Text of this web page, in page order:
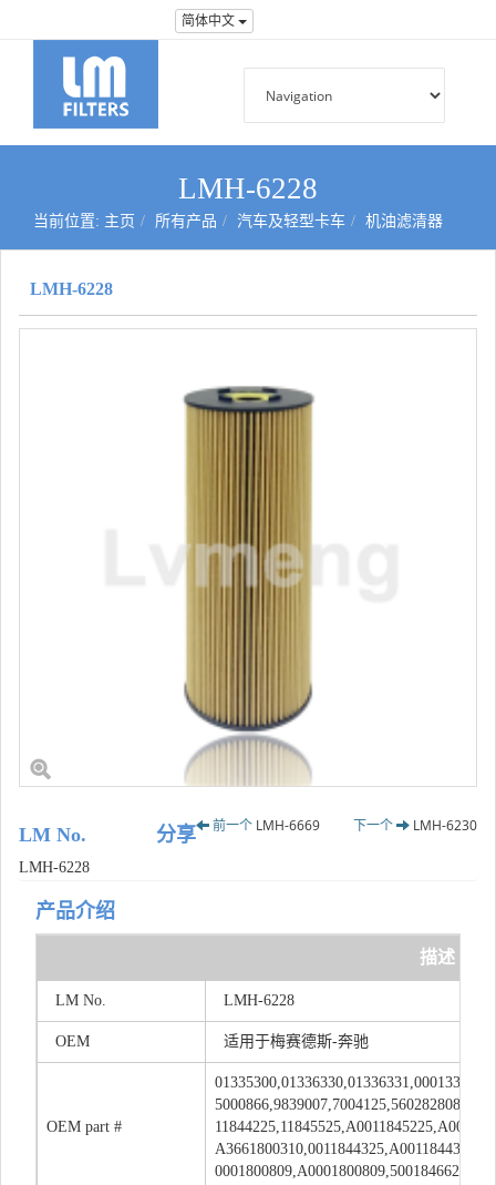
简体中文
LMH-6228
当前位置: 主页 所有产品 汽车及轻型卡车 机油滤清器
LMH-6228
LM No.
LMH-6228
分享 前一个 LMH-6669 下一个 LMH-6230
产品介绍
描述
LM No. LMH-6228
OEM 适用于梅赛德斯-奔驰
OEM part #